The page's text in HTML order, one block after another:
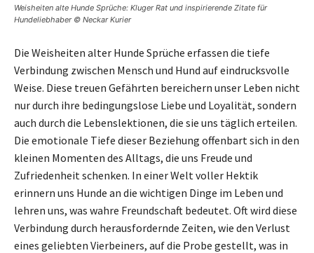
Weisheiten alte Hunde Sprüche: Kluger Rat und inspirierende Zitate für
Hundeliebhaber © Neckar Kurier
Die Weisheiten alter Hunde Sprüche erfassen die tiefe
Verbindung zwischen Mensch und Hund auf eindrucksvolle
Weise. Diese treuen Gefährten bereichern unser Leben nicht
nur durch ihre bedingungslose Liebe und Loyalität, sondern
auch durch die Lebenslektionen, die sie uns täglich erteilen.
Die emotionale Tiefe dieser Beziehung offenbart sich in den
kleinen Momenten des Alltags, die uns Freude und
Zufriedenheit schenken. In einer Welt voller Hektik
erinnern uns Hunde an die wichtigen Dinge im Leben und
lehren uns, was wahre Freundschaft bedeutet. Oft wird diese
Verbindung durch herausfordernde Zeiten, wie den Verlust
eines geliebten Vierbeiners, auf die Probe gestellt, was in